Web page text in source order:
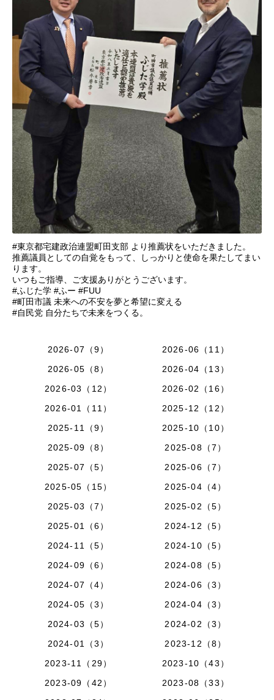
#東京都宅建政治連盟町田支部 より推薦状をいただきました。
推薦議員としての自覚をもって、しっかりと使命を果たしてまい
ります。
いつもご指導、ご支援ありがとうございます。
#ふじた学 #ふー #FUU
#町田市議 未来への不安を夢と希望に変える
#自民党 自分たちで未来をつくる。
2026-07（9）
2026-06（11）
2026-05（8）
2026-04（13）
2026-03（12）
2026-02（16）
2026-01（11）
2025-12（12）
2025-11（9）
2025-10（10）
2025-09（8）
2025-08（7）
2025-07（5）
2025-06（7）
2025-05（15）
2025-04（4）
2025-03（7）
2025-02（5）
2025-01（6）
2024-12（5）
2024-11（5）
2024-10（5）
2024-09（6）
2024-08（5）
2024-07（4）
2024-06（3）
2024-05（3）
2024-04（3）
2024-03（5）
2024-02（3）
2024-01（3）
2023-12（8）
2023-11（29）
2023-10（43）
2023-09（42）
2023-08（33）